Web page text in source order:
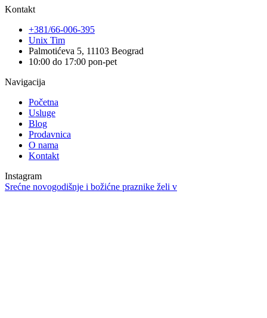
Kontakt
+381/66-006-395
Unix Tim
Palmotićeva 5, 11103 Beograd
10:00 do 17:00 pon-pet
Navigacija
Početna
Usluge
Blog
Prodavnica
O nama
Kontakt
Instagram
Srećne novogodišnje i božićne praznike želi v